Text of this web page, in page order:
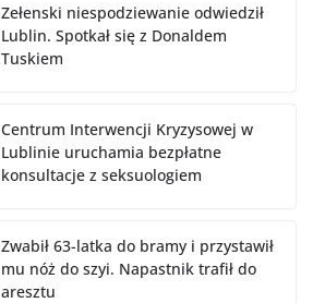
Zełenski niespodziewanie odwiedził
Lublin. Spotkał się z Donaldem
Tuskiem
Centrum Interwencji Kryzysowej w
Lublinie uruchamia bezpłatne
konsultacje z seksuologiem
Zwabił 63-latka do bramy i przystawił
mu nóż do szyi. Napastnik trafił do
aresztu